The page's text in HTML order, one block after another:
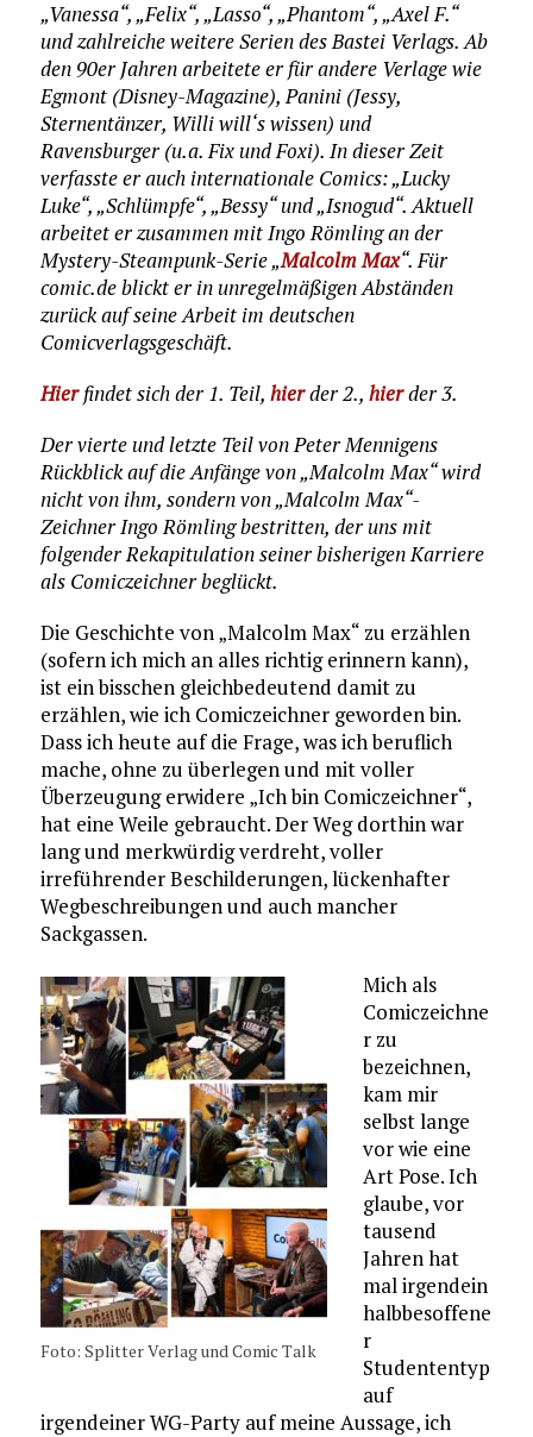
„Vanessa“, „Felix“, „Lasso“, „Phantom“, „Axel F.“
und zahlreiche weitere Serien des Bastei Verlags. Ab
den 90er Jahren arbeitete er für andere Verlage wie
Egmont (Disney-Magazine), Panini (Jessy,
Sternentänzer, Willi will‘s wissen) und
Ravensburger (u.a. Fix und Foxi). In dieser Zeit
verfasste er auch internationale Comics: „Lucky
Luke“, „Schlümpfe“, „Bessy“ und „Isnogud“. Aktuell
arbeitet er zusammen mit Ingo Römling an der
Mystery-Steampunk-Serie „Malcolm Max“. Für
comic.de blickt er in unregelmäßigen Abständen
zurück auf seine Arbeit im deutschen
Comicverlagsgeschäft.
Hierfindet sich der 1. Teil, hierder 2., hierder 3.
Der vierte und letzte Teil von Peter Mennigens
Rückblick auf die Anfänge von „Malcolm Max“ wird
nicht von ihm, sondern von „Malcolm Max“-
Zeichner Ingo Römling bestritten, der uns mit
folgender Rekapitulation seiner bisherigen Karriere
als Comiczeichner beglückt.
Die Geschichte von „Malcolm Max“ zu erzählen
(sofern ich mich an alles richtig erinnern kann),
ist ein bisschen gleichbedeutend damit zu
erzählen, wie ich Comiczeichner geworden bin.
Dass ich heute auf die Frage, was ich beruflich
mache, ohne zu überlegen und mit voller
Überzeugung erwidere „Ich bin Comiczeichner“,
hat eine Weile gebraucht. Der Weg dorthin war
lang und merkwürdig verdreht, voller
irreführender Beschilderungen, lückenhafter
Wegbeschreibungen und auch mancher
Sackgassen.
Foto: Splitter Verlag und Comic Talk
Mich als
Comiczeichne
r zu
bezeichnen,
kam mir
selbst lange
vor wie eine
Art Pose. Ich
glaube, vor
tausend
Jahren hat
mal irgendein
halbbesoffene
r
Studententyp
auf
irgendeiner WG-Party auf meine Aussage, ich